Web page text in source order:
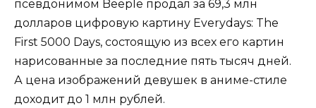
псевдонимом Beeple продал за 69,3 млн
долларов цифровую картину Everydays: The
First 5000 Days, состоящую из всех его картин
нарисованные за последние пять тысяч дней.
А цена изображений девушек в аниме-стиле
доходит до 1 млн рублей.